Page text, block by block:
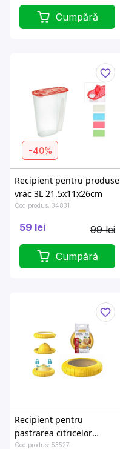
Cumpără
-40%
Recipient pentru produse
vrac 3L 21.5x11x26cm
Cod produs: 34831
59 lei 99 lei
Cumpără
Recipient pentru
pastrarea citricelor
Pedrini "SlimFit" D 10.5
Cod produs: 53527